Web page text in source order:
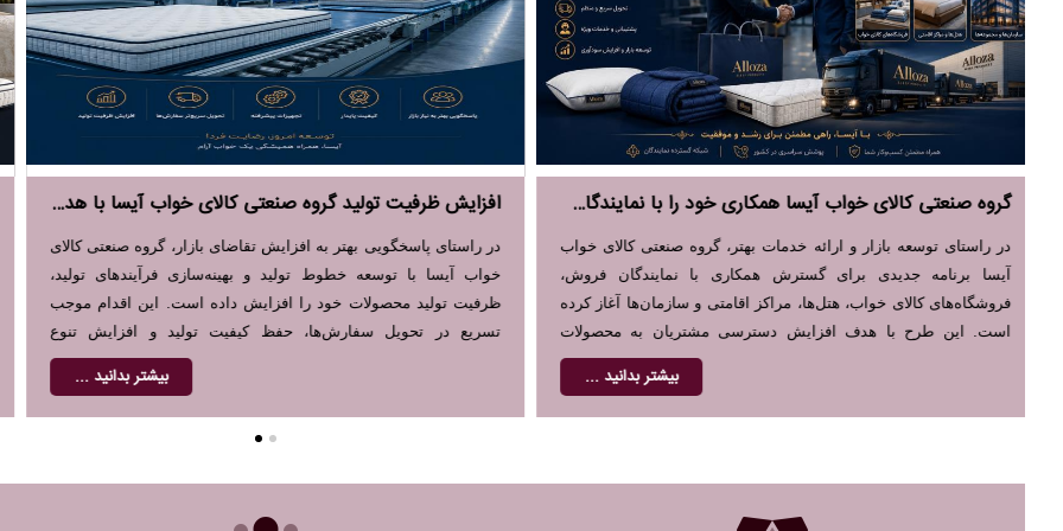
در راستای پاسخگویی بهتر به افزایش تقاضای بازار، گروه صنعتی کالای
خواب آیسا با توسعه خطوط تولید و بهینه‌سازی فرآیندهای تولید،
ظرفیت تولید محصولات خود را افزایش داده است. این اقدام موجب
تسریع در تحویل سفارش‌ها، حفظ کیفیت تولید و افزایش تنوع
بیشتر بدانید ...
رونمایی از جدیدترین کالکشن محصولات گروه صنعتی کالای خواب آیسا در سال ۱۴۰۵
گروه صنعتی کالای خواب آیسا از جدیدترین محصولات خود در حوزه
تشک، روتختی، بالشت و کالای خواب هتلی رونمایی کرد. این محصولات
با استفاده از پارچه‌های باکیفیت، طراحی به‌روز و استانداردهای جدید
تولید شده‌اند تا پاسخگوی نیاز خانواده‌ها، هتل‌ها و مراکز اقامتی باشند.
بیشتر بدانید ...